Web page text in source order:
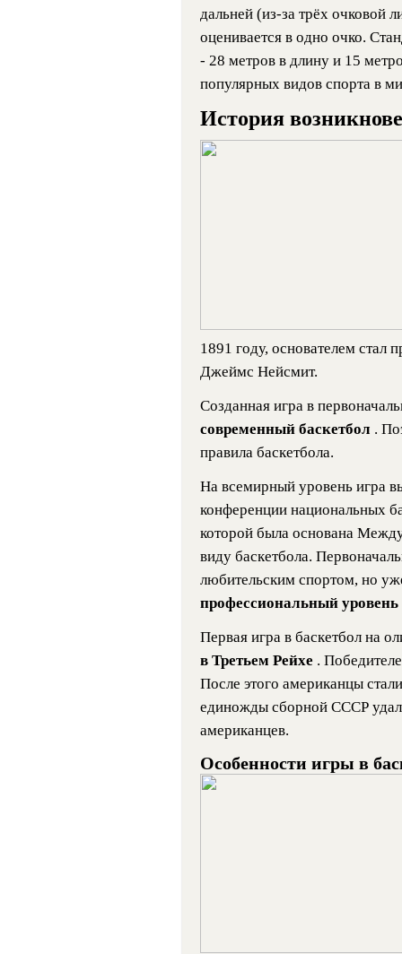
дальней (из-за трёх очковой
оценивается в одно очко.
- 28 метров в длину и 15
популярных видов спорта в
История
1891 году, основателем стал
Джеймс Нейсмит.
Созданная игра в
современный баскетбол .
правила баскетбола.
На всемирный уровень игра
конференции национальных
которой была основана
виду баскетбола.
любительским спортом, но
профессиональный уровень
Первая игра в баскетбол на
в Третьем Рейхе .
После этого американцы
единожды сборной СССР
американцев.
Особенности игры в